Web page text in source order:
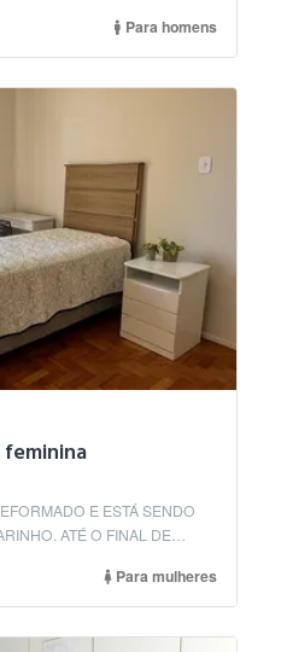
Para homens
E ESTÁ SENDO
ATÉ O FINAL DE
Para mulheres